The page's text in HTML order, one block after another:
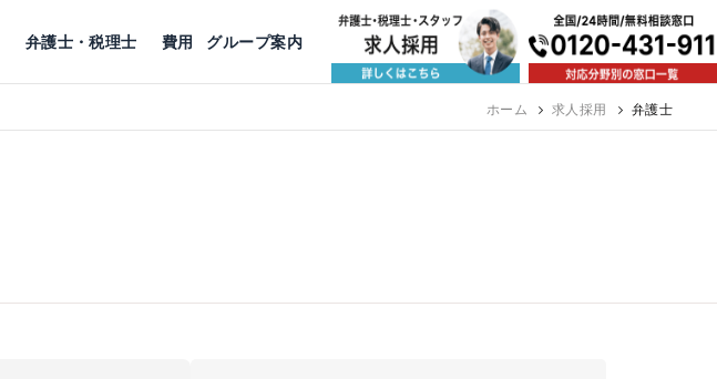
公益活動
京都 神戸 福岡
弁護士・税理士 費用 グループ案内
ホーム 求人採用 弁護士